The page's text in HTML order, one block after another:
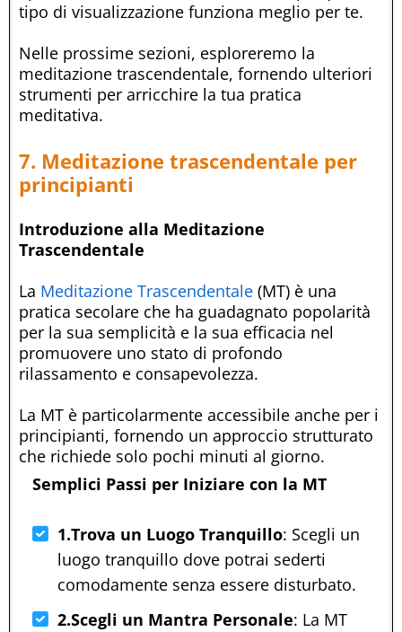
tipo di visualizzazione funziona meglio per te.
Nelle prossime sezioni, esploreremo la
meditazione trascendentale, fornendo ulteriori
strumenti per arricchire la tua pratica
meditativa.
7. Meditazione trascendentale per
principianti
Introduzione alla Meditazione
Trascendentale
La Meditazione Trascendentale (MT) è una
pratica secolare che ha guadagnato popolarità
per la sua semplicità e la sua efficacia nel
promuovere uno stato di profondo
rilassamento e consapevolezza.
La MT è particolarmente accessibile anche per i
principianti, fornendo un approccio strutturato
che richiede solo pochi minuti al giorno.
Semplici Passi per Iniziare con la MT
1.Trova un Luogo Tranquillo: Scegli un
luogo tranquillo dove potrai sederti
comodamente senza essere disturbato.
2.Scegli un Mantra Personale: La MT